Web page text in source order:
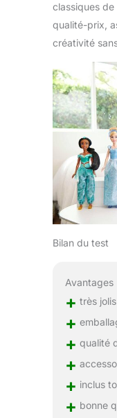
classiques
qualité-prix,
créativité
Bilan du test
Avantages
+ très jolis
+
+ qualité
+
+ inclus
+ bonne